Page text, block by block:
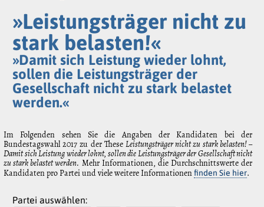
»Leistungsträger nicht zu
stark belasten!«
»Damit sich Leistung wieder lohnt,
sollen die Leistungsträger der
Gesellschaft nicht zu stark belastet
werden.«
Im Folgenden sehen Sie die Angaben der Kandidaten bei der
Bundestagswahl 2017 zu der These Leistungsträger nicht zu stark belasten! –
Damit sich Leistung wieder lohnt, sollen die Leistungsträger der Gesellschaft nicht
zu stark belastet werden. Mehr Informationen, die Durchschnittswerte der
Kandidaten pro Partei und viele weitere Informationenfinden Sie hier.
Partei auswählen: